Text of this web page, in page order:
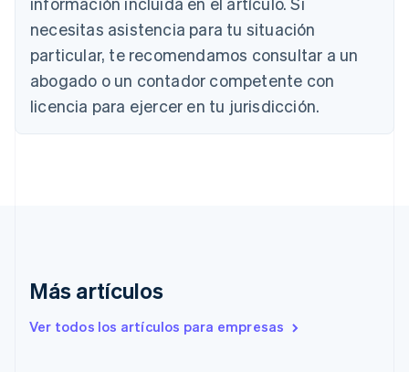
necesitas asistencia para tu situación
particular, te recomendamos consultar a un
abogado o un contador competente con
licencia para ejercer en tu jurisdicción.
Más artículos
Ver todos los artículos para empresas
Bulgaria
English
Canadá
China continental
简体中文English
English
EnglishItaliano